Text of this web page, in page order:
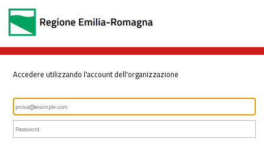
Accedere utilizzando l'account dell'organizzazione